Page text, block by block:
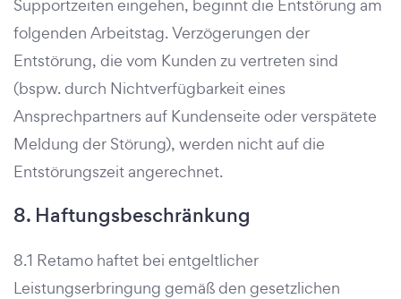
Supportzeiten eingehen, beginnt die Entstörung am
folgenden Arbeitstag. Verzögerungen der
Entstörung, die vom Kunden zu vertreten sind
(bspw. durch Nichtverfügbarkeit eines
Ansprechpartners auf Kundenseite oder verspätete
Meldung der Störung), werden nicht auf die
Entstörungszeit angerechnet.
8. Haftungsbeschränkung
8.1 Retamo haftet bei entgeltlicher
Leistungserbringung gemäß den gesetzlichen